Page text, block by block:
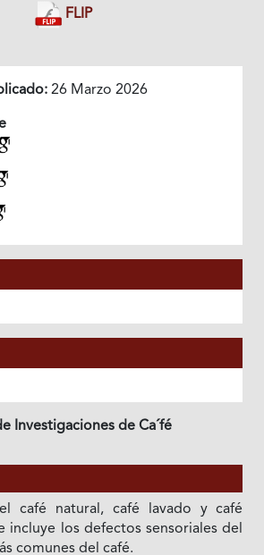
FLIP
26 Marzo 2026
Investigaciones de Ca´fé
café natural, café lavado y café
incluye los defectos sensoriales del
comunes del café.